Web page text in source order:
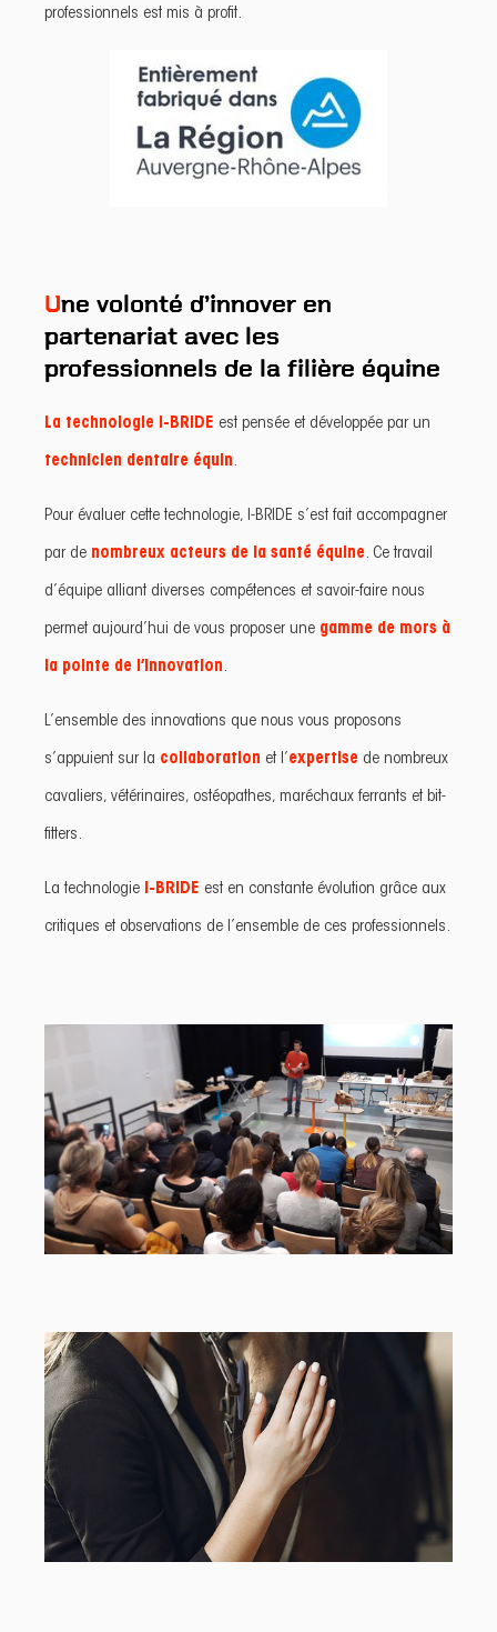
professionnels est mis à profit.
Une volonté d’innover en
partenariat avec les
professionnels de la filière équine
La technologie I-BRIDE est pensée et développée par un
technicien dentaire équin .
Pour évaluer cette technologie, I-BRIDE s’est fait accompagner
par de nombreux acteurs de la santé équine. Ce travail
d’équipe alliant diverses compétences et savoir-faire nous
permet aujourd’hui de vous proposer une gamme de mors à
la pointe de l’innovation .
L’ensemble des innovations que nous vous proposons
s’appuient sur la collaboration et l’expertise de nombreux
cavaliers, vétérinaires, ostéopathes, maréchaux ferrants et bit-
fitters.
La technologie I-BRIDE est en constante évolution grâce aux
critiques et observations de l’ensemble de ces professionnels.